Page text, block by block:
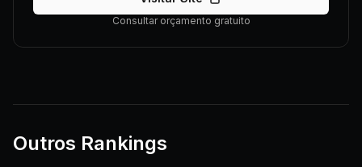
Consultar orçamento gratuito
Outros Rankings